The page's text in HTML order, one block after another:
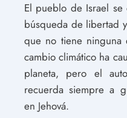
El pueblo de Israel
búsqueda de libertad
que no tiene ninguna
cambio climático ha
planeta, pero el
recuerda siempre a
en Jehová.